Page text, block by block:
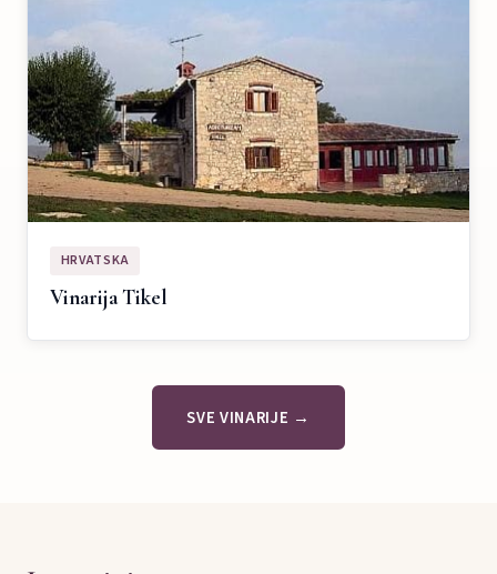
HRVATSKA
Vinarija Tikel
SVE VINARIJE →